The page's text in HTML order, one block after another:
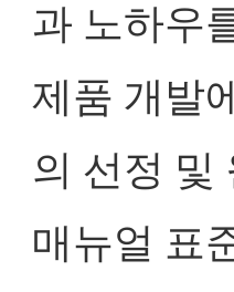
과 노하우
제품 개발
의 선정 및
매뉴얼 표